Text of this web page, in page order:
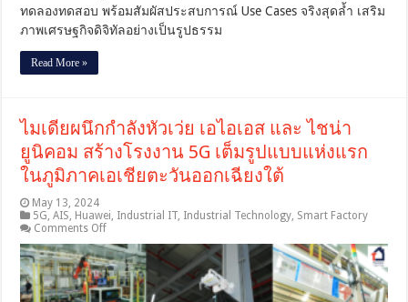
ใจกลาง
องค์กร
ความ
บริการ
Center
ได้
แล้ว
ทดลองทดสอบ พร้อมสัมผัสประสบการณ์ Use Cases จริงสุดล้ำ เสริม
ภาพเศรษฐกิจดิจิทัลอย่างเป็นรูปธรรม
Read More »
ไมเดียผนึกกำลังหัวเว่ย เอไอเอส และ ไชน่า
ยูนิคอม สร้างโรงงาน 5G เต็มรูปแบบแห่งแรก
ในภูมิภาคเอเชียตะวันออกเฉียงใต้
May 13, 2024
5G ,AIS Huawei Industrial IT Industrial Technology Smart Factory
Comments Offon
ไม
เดีย
ผนึก
กำ